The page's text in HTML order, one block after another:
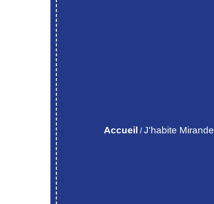
Accueil /J'habite Mirande